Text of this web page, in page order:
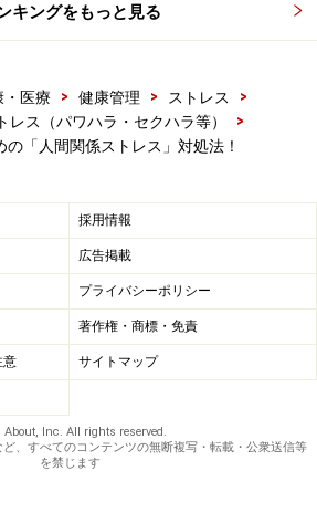
キングをもっと見る
・医療 > 健康管理 > ストレス
>
レス（パワハラ・セクハラ等）
>
の「人間関係ストレス」対処法！
採用情報
広告掲載
プライバシーポリシー
著作権・商標・免責
意 サイトマップ
Inc. All rights reserved.
、すべてのコンテンツの無断複写・転載・公衆送信等
を禁じます